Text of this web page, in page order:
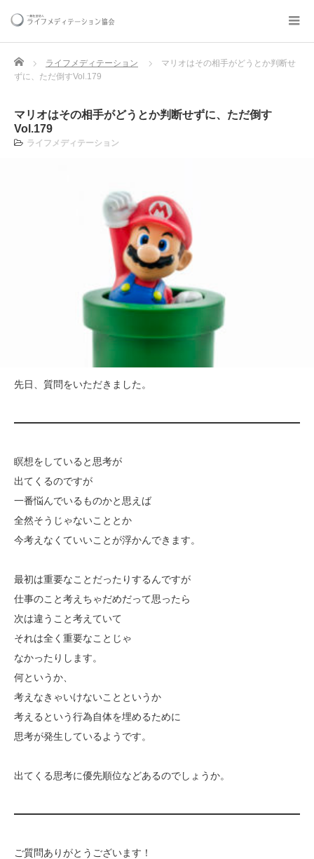
Home ライフメディテーション
マリオはその相手がどうとか判断せ
ずに、ただ倒すVol.179
マリオはその相手がどうとか判断せずに、ただ倒す
Vol.179
ライフメディテーション
先日、質問をいただきました。
瞑想をしていると思考が
出てくるのですが
一番悩んでいるものかと思えば
全然そうじゃないこととか
今考えなくていいことが浮かんできます。
最初は重要なことだったりするんですが
仕事のこと考えちゃだめだって思ったら
次は違うこと考えていて
それは全く重要なことじゃ
なかったりします。
何というか、
考えなきゃいけないことというか
考えるという行為自体を埋めるために
思考が発生しているようです。
出てくる思考に優先順位などあるのでしょうか。
ご質問ありがとうございます！